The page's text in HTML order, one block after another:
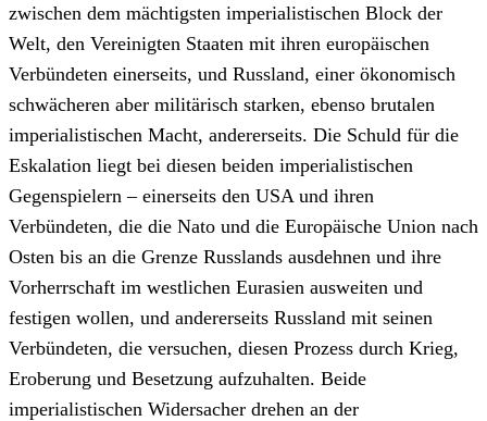
zwischen dem mächtigsten imperialistischen Block der
Welt, den Vereinigten Staaten mit ihren europäischen
Verbündeten einerseits, und Russland, einer ökonomisch
schwächeren aber militärisch starken, ebenso brutalen
imperialistischen Macht, andererseits. Die Schuld für die
Eskalation liegt bei diesen beiden imperialistischen
Gegenspielern – einerseits den USA und ihren
Verbündeten, die die Nato und die Europäische Union nach
Osten bis an die Grenze Russlands ausdehnen und ihre
Vorherrschaft im westlichen Eurasien ausweiten und
festigen wollen, und andererseits Russland mit seinen
Verbündeten, die versuchen, diesen Prozess durch Krieg,
Eroberung und Besetzung aufzuhalten. Beide
imperialistischen Widersacher drehen an der